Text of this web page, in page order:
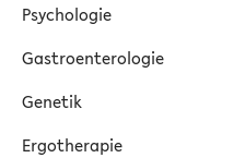
Psychologie
Gastroenterologie
Genetik
Ergotherapie